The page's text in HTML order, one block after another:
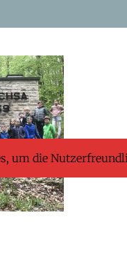
um die